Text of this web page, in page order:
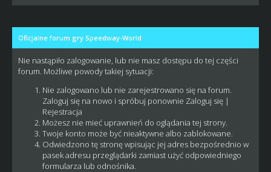
Oficjalne forum gry Speedway-World
Nie nastąpiło zalogowanie, lub nie masz dostępu do tej części
forum. Możliwe powody takiej sytuacji:
Nie zalogowano lub nie zarejestrowano się na forum.
Zaloguj się na nowo i spróbuj ponownie Zaloguj się|
Rejestracja
Możesz nie mieć uprawnień do oglądania tej strony.
Twoje konto może być nieaktywne albo zablokowane.
Odwiedzono tę stronę wpisując jej adres bezpośrednio w
pasek adresu przeglądarki zamiast użyć odpowiedniego
formularza lub odnośnika.